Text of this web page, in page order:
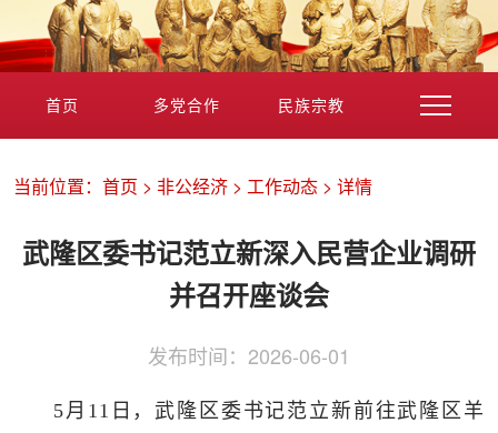
首页 多党合作 民族宗教
侨务工作 区县动态 统战历史文化
当前位置： 首页 > 非公经济 > 工作动态 > 详情
武隆区委书记范立新深入民营企业调研
并召开座谈会
发布时间： 2026-06-01
5月11日，武隆区委书记范立新前往武隆区羊